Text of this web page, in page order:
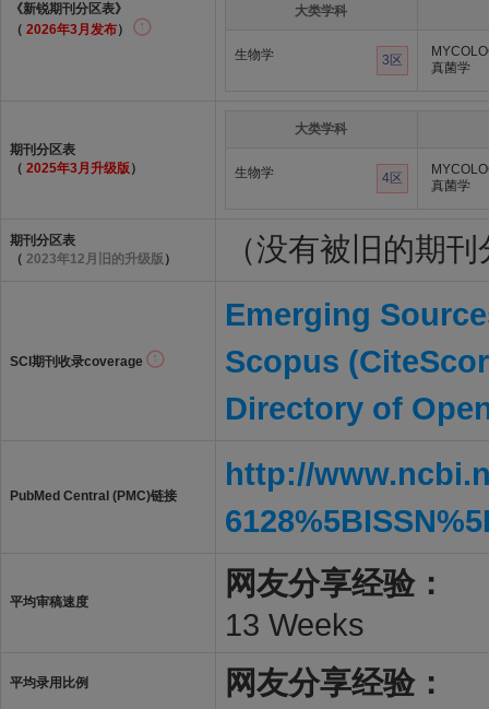
《新锐期刊分区表》
（ 2026年3月发布）
大类学科
生物学 3区
真菌学
期刊分区表
（ 2025年3月升级版 ）
大类学科
生物学 4区
真菌学
期刊分区表
（ 2023年12月旧的升级版 ） （没有被旧的期
SCI期刊收录coverage
Emerging
Scopus
Directory of
PubMed Central (PMC)链接
http://
平均审稿速度
网友分享经验：
13 Weeks
平均录用比例 网友分享经验：